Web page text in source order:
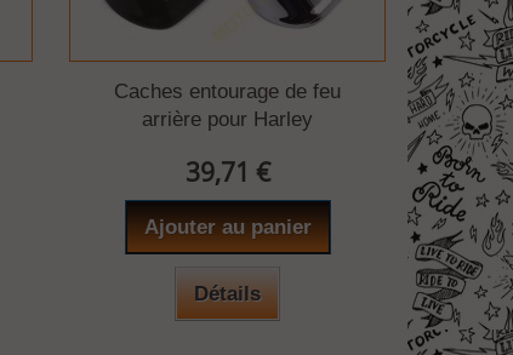
Caches entourage de feu
arrière pour Harley
39,71 €
Ajouter au panier
Détails